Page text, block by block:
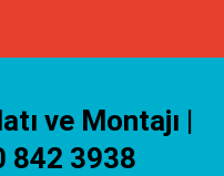
ve Montajı |
842 3938